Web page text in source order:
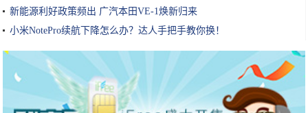
新能源利好政策频出 广汽本田VE-1焕新归来
小米NotePro续航下降怎么办？达人手把手教你换！